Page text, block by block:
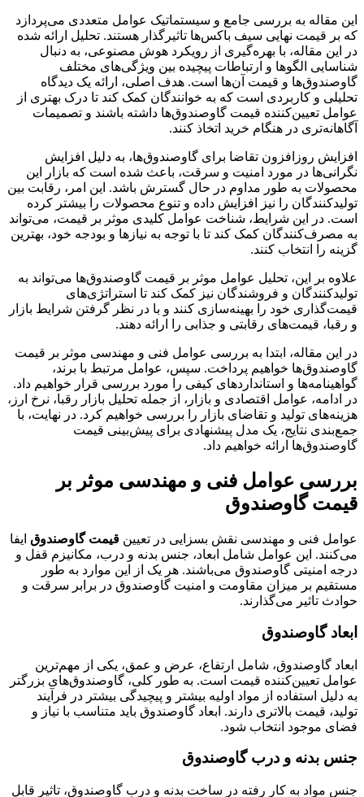
این مقاله به بررسی جامع و سیستماتیک عوامل متعددی می‌پردازد
که بر قیمت نهایی سیف باکس‌ها تاثیرگذار هستند. تحلیل ارائه شده
در این مقاله، با بهره‌گیری از رویکرد هوش مصنوعی، به دنبال
شناسایی الگوها و ارتباطات پیچیده بین ویژگی‌های مختلف
گاوصندوق‌ها و قیمت آن‌ها است. هدف اصلی، ارائه یک دیدگاه
تحلیلی و کاربردی است که به خوانندگان کمک کند تا درک بهتری از
عوامل تعیین‌کننده قیمت گاوصندوق‌ها داشته باشند و تصمیمات
آگاهانه‌تری در هنگام خرید اتخاذ کنند.
افزایش روزافزون تقاضا برای گاوصندوق‌ها، به دلیل افزایش
نگرانی‌ها در مورد امنیت و سرقت، باعث شده است که بازار این
محصولات به طور مداوم در حال گسترش باشد. این امر، رقابت بین
تولیدکنندگان را نیز افزایش داده و تنوع محصولات را بیشتر کرده
است. در این شرایط، شناخت عوامل کلیدی موثر بر قیمت، می‌تواند
به مصرف‌کنندگان کمک کند تا با توجه به نیازها و بودجه خود، بهترین
گزینه را انتخاب کنند.
علاوه بر این، تحلیل عوامل موثر بر قیمت گاوصندوق‌ها می‌تواند به
تولیدکنندگان و فروشندگان نیز کمک کند تا استراتژی‌های
قیمت‌گذاری خود را بهینه‌سازی کنند و با در نظر گرفتن شرایط بازار
و رقبا، قیمت‌های رقابتی و جذابی را ارائه دهند.
در این مقاله، ابتدا به بررسی عوامل فنی و مهندسی موثر بر قیمت
گاوصندوق‌ها خواهیم پرداخت. سپس، عوامل مرتبط با برند،
گواهینامه‌ها و استانداردهای کیفی را مورد بررسی قرار خواهیم داد.
در ادامه، عوامل اقتصادی و بازار، از جمله تحلیل بازار رقبا، نرخ ارز،
هزینه‌های تولید و تقاضای بازار را بررسی خواهیم کرد. در نهایت، با
جمع‌بندی نتایج، یک مدل پیشنهادی برای پیش‌بینی قیمت
گاوصندوق‌ها ارائه خواهیم داد.
بررسی عوامل فنی و مهندسی موثر بر
قیمت گاوصندوق
عوامل فنی و مهندسی نقش بسزایی در تعیین قیمت گاوصندوق ایفا
می‌کنند. این عوامل شامل ابعاد، جنس بدنه و درب، مکانیزم قفل و
درجه امنیتی گاوصندوق می‌باشند. هر یک از این موارد به طور
مستقیم بر میزان مقاومت و امنیت گاوصندوق در برابر سرقت و
حوادث تاثیر می‌گذارند.
ابعاد گاوصندوق
ابعاد گاوصندوق، شامل ارتفاع، عرض و عمق، یکی از مهم‌ترین
عوامل تعیین‌کننده قیمت است. به طور کلی، گاوصندوق‌های بزرگتر
به دلیل استفاده از مواد اولیه بیشتر و پیچیدگی بیشتر در فرآیند
تولید، قیمت بالاتری دارند. ابعاد گاوصندوق باید متناسب با نیاز و
فضای موجود انتخاب شود.
جنس بدنه و درب گاوصندوق
جنس مواد به کار رفته در ساخت بدنه و درب گاوصندوق، تاثیر قابل